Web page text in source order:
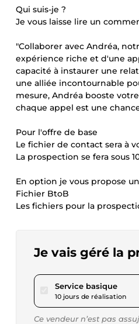
Qui suis-je ?
Je vous laisse lire un
"Collaborer avec Andréa,
expérience riche et d'une
capacité à instaurer une
une alliée incontournable
mesure, Andréa booste
chaque appel est une
Pour l'offre de base
Le fichier de contact sera à
La prospection se fera sous
En option je vous propose
Fichier BtoB
Les fichiers pour la
Je vais géré la
Service basiquepour
10 jours de réalisation
Ce vendeur n’est pas